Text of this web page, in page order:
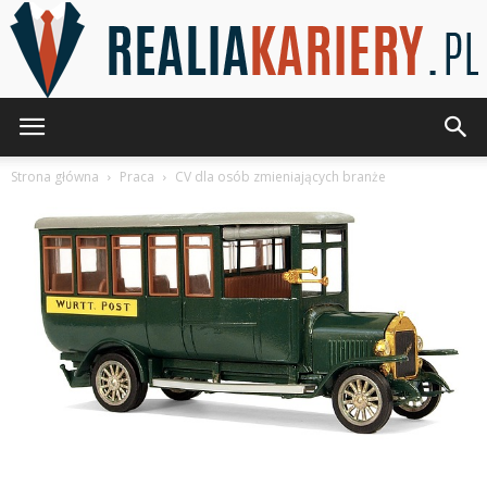
Strona główna Praca CV dla osób zmieniających branże